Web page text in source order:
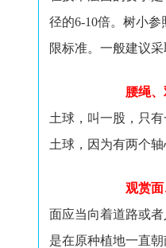
径的6-10倍。树小参
限标准。一般建议采
腰绳
土球，叫一股，只
土球，因为有两个轴
观赏
面应当向着道路或
是在原种植地一直朝